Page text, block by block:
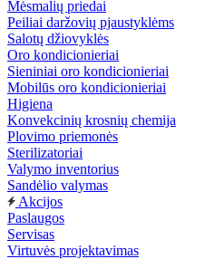
Mėsmalių priedai
Peiliai daržovių pjaustyklėms
Salotų džiovyklės
Oro kondicionieriai
Sieniniai oro kondicionieriai
Mobilūs oro kondicionieriai
Higiena
Konvekcinių krosnių chemija
Plovimo priemonės
Sterilizatoriai
Valymo inventorius
Sandėlio valymas
Akcijos
Paslaugos
Servisas
Virtuvės projektavimas